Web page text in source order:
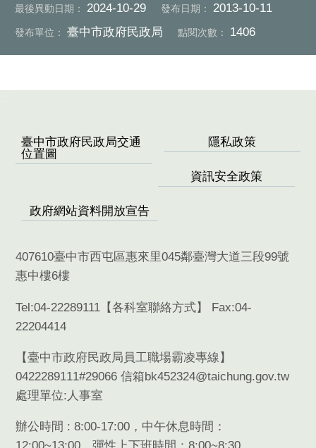
最後異動日期： 2024-10-29 發布日期： 2013-10-11
發布單位： 臺中市政府民政局 點閱次數： 1406
臺中市政府民政局交通
位置圖
隱私政策
資訊安全政策
政府網站資料開放宣告
407610臺中市西屯區惠來里045鄰臺灣大道三段99號
惠中樓6樓
Tel:04-22289111【各科室聯絡方式】 Fax:04-
22204414
【臺中市政府民政局員工職場霸凌專線】
0422289111#29066 信箱bk452324@taichung.gov.tw
處理單位:人事室
辦公時間 : 8:00-17:00，中午休息時間：